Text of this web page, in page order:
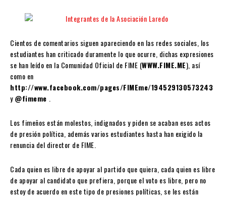
Cientos de comentarios siguen apareciendo en las redes sociales, los
estudiantes han criticado duramente lo que ocurre, dichas expresiones
se han leído en la Comunidad Oficial de FIME (WWW.FIME.ME), así
como en
http://www.facebook.com/pages/FIMEme/194529130573243
y@fimeme
Los fimeños están molestos, indignados y piden se acaban esos actos
de presión política, además varios estudiantes hasta han exigido la
renuncia del director de FIME.
Cada quien es libre de apoyar al partido que quiera, cada quien es libre
de apoyar al candidato que prefiera, porque el voto es libre, pero no
estoy de acuerdo en este tipo de presiones políticas, se les están